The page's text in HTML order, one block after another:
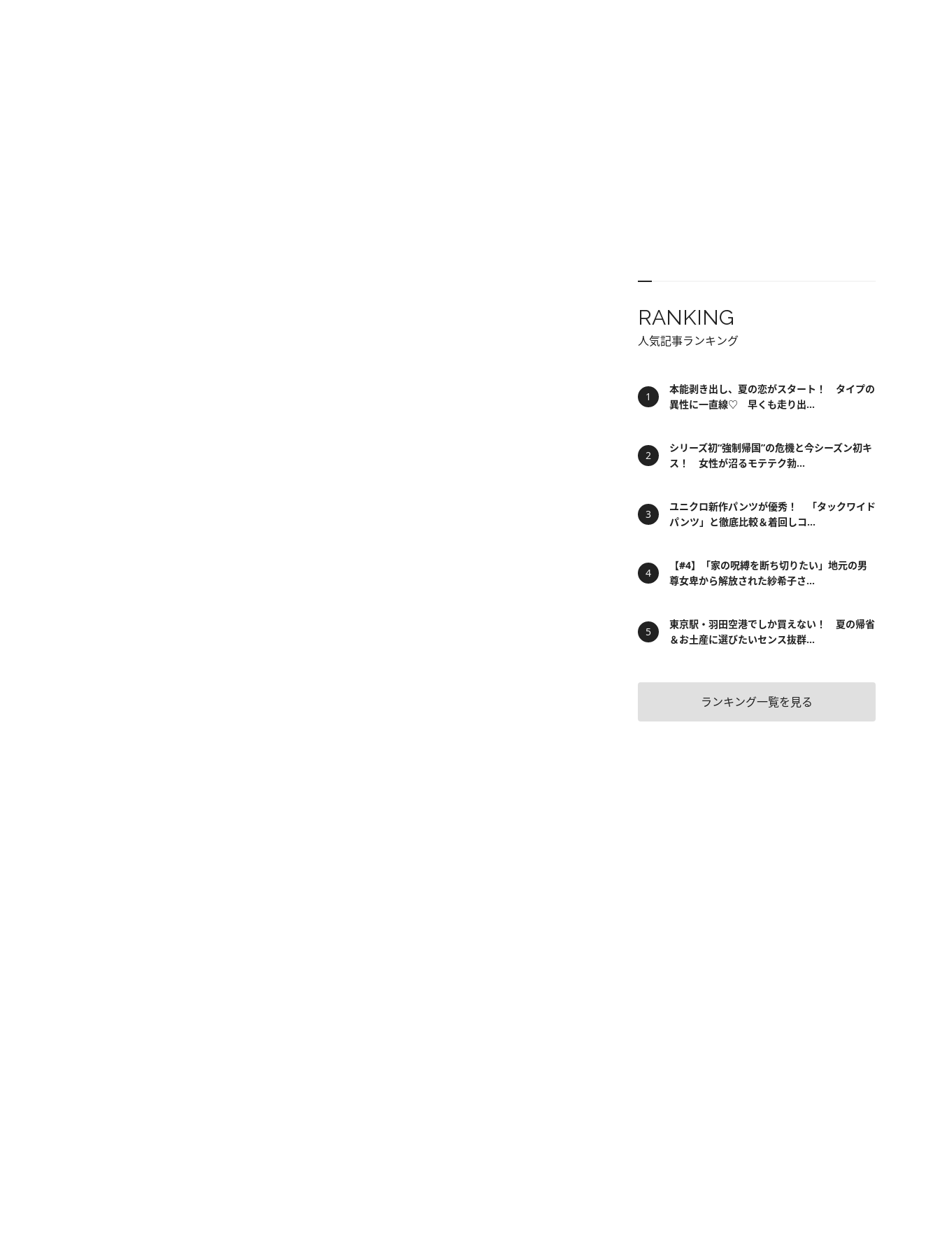
RANKING
人気記事ランキング
本能剥き出し、夏の恋がスタート！ タイプの
異性に一直線♡ 早くも走り出...
シリーズ初“強制帰国”の危機と今シーズン初キ
ス！ 女性が沼るモテテク勃...
ユニクロ新作パンツが優秀！ 「タックワイド
パンツ」と徹底比較＆着回しコ...
【#4】「家の呪縛を断ち切りたい」地元の男
尊女卑から解放された紗希子さ...
東京駅・羽田空港でしか買えない！ 夏の帰省
＆お土産に選びたいセンス抜群...
ランキング一覧を見る